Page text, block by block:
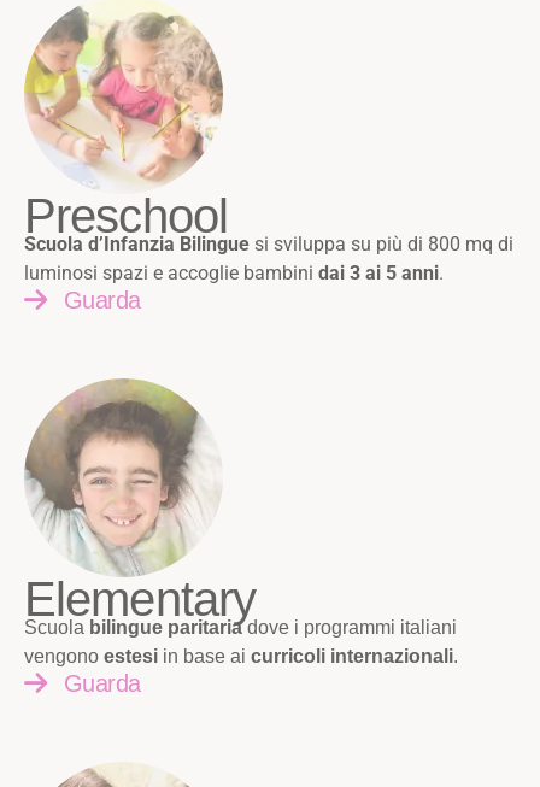
Preschool
Scuola d’Infanzia Bilingue si sviluppa su più di 800 mq di
luminosi spazi e accoglie bambini dai 3 ai 5 anni.
Guarda
Elementary
Scuola bilingue paritariadove i programmi italiani
vengono estesi in base ai curricoli internazionali.
Guarda